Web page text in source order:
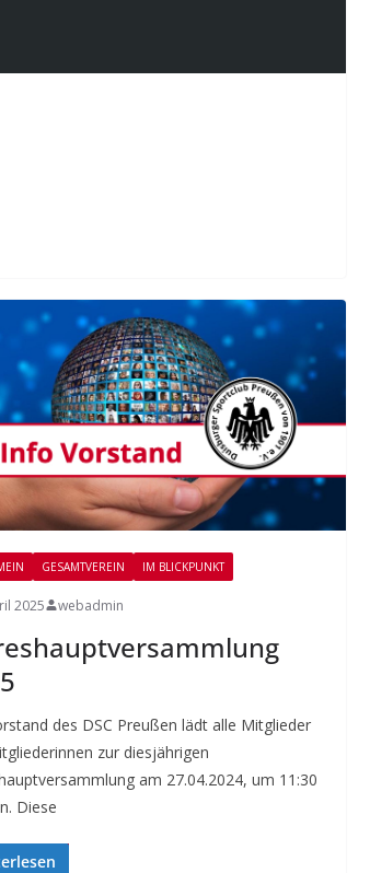
GESAMTVEREIN IM BLICKPUNKT
2025 webadmin
des DSC Preußen lädt alle Mitglieder
zur diesjährigen
am 27.04.2024, um 11:30
Diese